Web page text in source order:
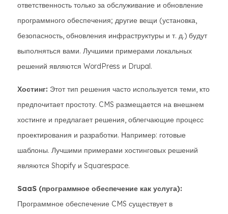
ответственность только за обслуживание и обновление
программного обеспечения; другие вещи (установка,
безопасность, обновления инфраструктуры и т. д.) будут
выполняться вами. Лучшими примерами локальных
решений являются WordPress и Drupal.
Хостинг: Этот тип решения часто используется теми, кто
предпочитает простоту. CMS размещается на внешнем
хостинге и предлагает решения, облегчающие процесс
проектирования и разработки. Например: готовые
шаблоны. Лучшими примерами хостинговых решений
являются Shopify и Squarespace.
SaaS (программное обеспечение как услуга):
Программное обеспечение CMS существует в